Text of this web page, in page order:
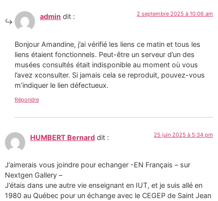
admin dit : 2 septembre 2025 à 10:06 am
Bonjour Amandine, j’ai vérifié les liens ce matin et tous les
liens étaient fonctionnels. Peut-être un serveur d’un des
musées consultés était indisponible au moment où vous
l’avez xconsulter. Si jamais cela se reproduit, pouvez-vous
m’indiquer le lien défectueux.
Répondre
HUMBERT Bernard dit : 25 juin 2025 à 5:34 pm
J’aimerais vous joindre pour echanger -EN Français – sur
Nextgen Gallery –
J’étais dans une autre vie enseignant en IUT, et je suis allé en
1980 au Québec pour un échange avec le CEGEP de Saint Jean